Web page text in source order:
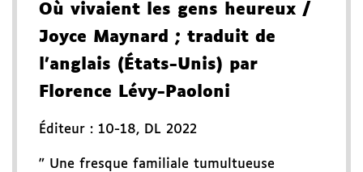
Où vivaient les gens heureux /
Joyce Maynard
; traduit de
l'anglais (États-Unis) par
Florence Lévy-Paoloni
Éditeur : 10-18, DL 2022
" Une fresque familiale tumultueuse